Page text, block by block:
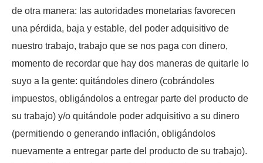
de otra manera: las autoridades monetarias favorecen
una pérdida, baja y estable, del poder adquisitivo de
nuestro trabajo, trabajo que se nos paga con dinero,
momento de recordar que hay dos maneras de quitarle lo
suyo a la gente: quitándoles dinero (cobrándoles
impuestos, obligándolos a entregar parte del producto de
su trabajo) y/o quitándole poder adquisitivo a su dinero
(permitiendo o generando inflación, obligándolos
nuevamente a entregar parte del producto de su trabajo).